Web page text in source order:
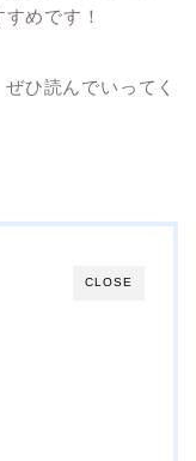
めです！
ひ読んでいってく
CLOSE